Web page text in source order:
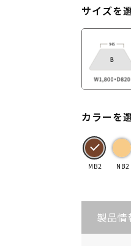
サイズを
カラーを
MB2 NB2
製品情